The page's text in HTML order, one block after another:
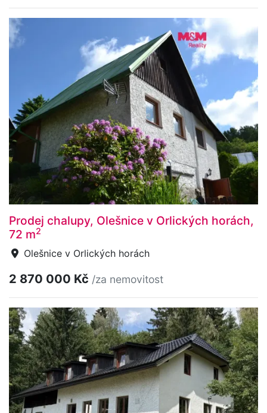
Prodej chalupy, Olešnice v Orlických horách,
72 m2
Olešnice v Orlických horách
2 870 000 Kč /za nemovitost